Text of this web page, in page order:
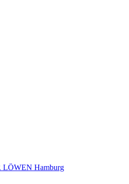
LÖWEN Hamburg